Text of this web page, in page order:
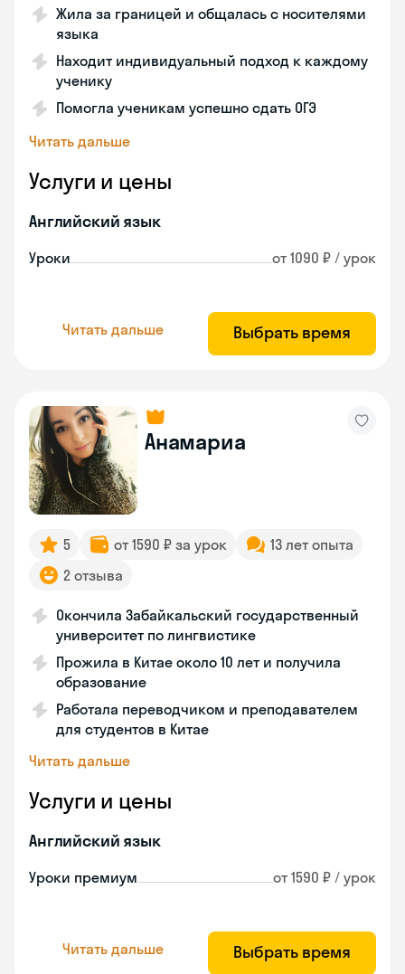
Жила за границей и общалась с носителями
языка
Находит индивидуальный подход к каждому
ученику
Помогла ученикам успешно сдать ОГЭ
Читать дальше
Услуги и цены
Английский язык
Уроки от 1090 ₽ / урок
Читать дальше Выбрать время
Анамариа
5 от 1590 ₽ за урок
13 лет опыта
2 отзыва
Окончила Забайкальский государственный
университет по лингвистике
Прожила в Китае около 10 лет и получила
образование
Работала переводчиком и преподавателем
для студентов в Китае
Читать дальше
Услуги и цены
Английский язык
Уроки премиум от 1590 ₽ / урок
Читать дальше Выбрать время